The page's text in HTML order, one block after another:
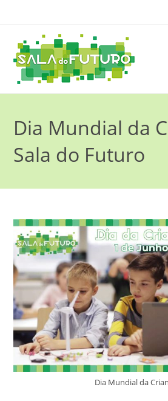
Dia Mundial da
Sala do Futuro
Dia Mundial da